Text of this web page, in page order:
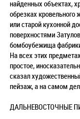
найденных объектах,
обрезках
или старой кухонной
поверхностями
бомбоубежища
На всех этих
простое,
сказал
пейзаж, а на самом
ДАЛЬНЕВОСТОЧНЫЕ